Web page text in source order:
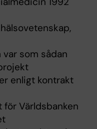
var som sådan
enligt kontrakt
Världsbanken